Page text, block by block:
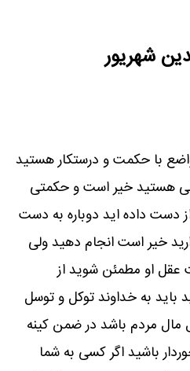
شهریور
با حکمت و درستکار هستید
هستید خیر است و حکمتی
دست داده اید دوباره به دست
خیر است انجام دهید ولی
عقل او مطمئن شوید از
باید به خداوند توکل و توسل
مال مردم باشد در ضمن کینه
باشید اگر کسی به شما